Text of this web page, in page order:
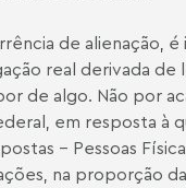
de alienação,
real derivada de
de algo. Não por
em resposta à
- Pessoas
na proporção